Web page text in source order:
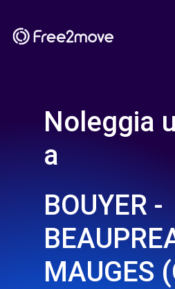
Noleggia
a
BOUYER -
MAUGES